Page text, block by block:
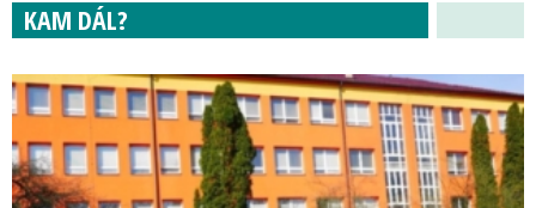
KAM DÁL?